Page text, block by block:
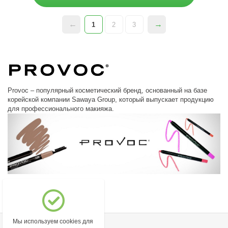
Provoc – популярный косметический бренд, основанный на базе
корейской компании Sawaya Group, который выпускает продукцию
для профессионального макияжа.
1 2 3
Мы используем cookies для